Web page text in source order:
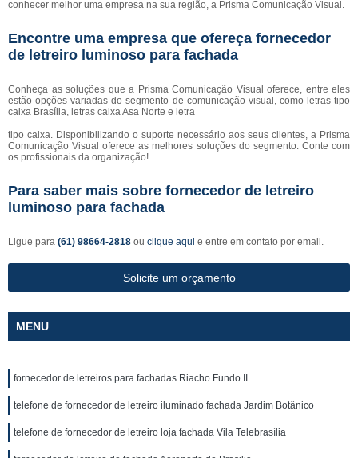
conhecer melhor uma empresa na sua região, a Prisma Comunicação Visual.
Encontre uma empresa que ofereça fornecedor
de letreiro luminoso para fachada
Conheça as soluções que a Prisma Comunicação Visual oferece, entre eles
estão opções variadas do segmento de comunicação visual, como letras tipo
caixa Brasília, letras caixa Asa Norte e letra
tipo caixa. Disponibilizando o suporte necessário aos seus clientes, a Prisma
Comunicação Visual oferece as melhores soluções do segmento. Conte com
os profissionais da organização!
Para saber mais sobre fornecedor de letreiro
luminoso para fachada
Ligue para (61) 98664-2818 ou clique aqui e entre em contato por email.
Solicite um orçamento
MENU
fornecedor de letreiros para fachadas Riacho Fundo II
telefone de fornecedor de letreiro iluminado fachada Jardim Botânico
telefone de fornecedor de letreiro loja fachada Vila Telebrasília